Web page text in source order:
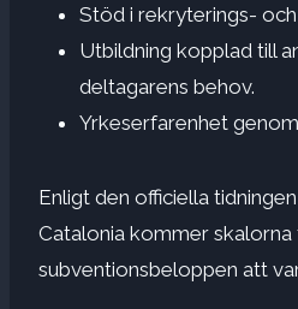
Stöd i rekryterings-
Utbildning kopplad till
deltagarens behov.
Yrkeserfarenhet
Enligt den officiella
Catalonia kommer
subventionsbeloppen att